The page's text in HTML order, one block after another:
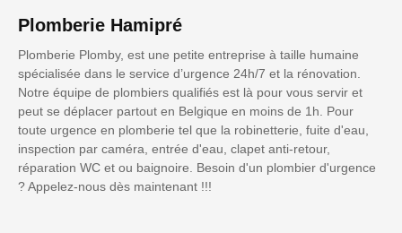
Plomberie Hamipré
Plomberie Plomby, est une petite entreprise à taille humaine
spécialisée dans le service d’urgence 24h/7 et la rénovation.
Notre équipe de plombiers qualifiés est là pour vous servir et
peut se déplacer partout en Belgique en moins de 1h. Pour
toute urgence en plomberie tel que la robinetterie, fuite d'eau,
inspection par caméra, entrée d'eau, clapet anti-retour,
réparation WC et ou baignoire. Besoin d'un plombier d'urgence
? Appelez-nous dès maintenant !!!